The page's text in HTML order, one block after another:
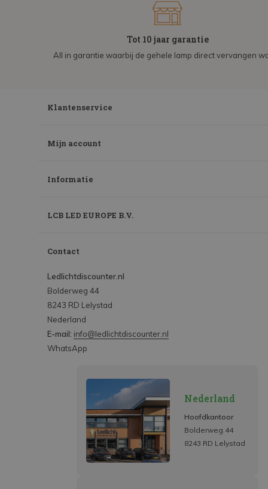
Tot 10 jaar garantie
All in garantie waarbij de gehele lamp direct vervangen
Klantenservice
Mijn account
Informatie
LCB LED EUROPE B.V.
Contact
Ledlichtdiscounter.nl
Bolderweg 44
8243 RD Lelystad
Nederland
E-mail: info@ledlichtdiscounter.nl
WhatsApp
Nederland
Hoofdkantoor
Bolderweg 44
8243 RD Lelystad